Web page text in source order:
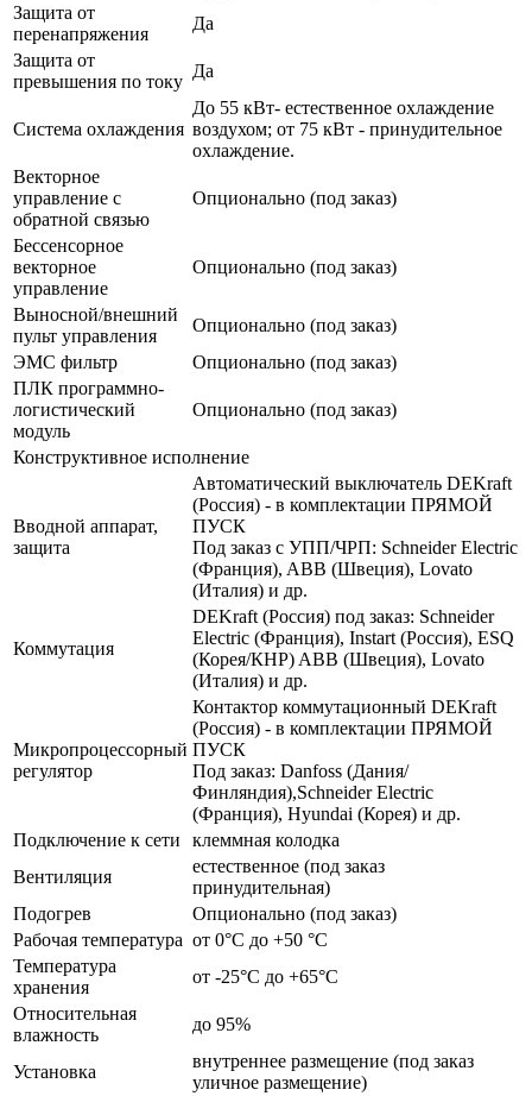
Защита от
перенапряжения
Да
Защита от
превышения по току
Да
Система охлаждения
До 55 кВт- естественное охлаждение
воздухом; от 75 кВт - принудительное
охлаждение.
Векторное
управление с
обратной связью
Опционально (под заказ)
Бессенсорное
векторное
управление
Опционально (под заказ)
Выносной/внешний
пульт управления
Опционально (под заказ)
ЭМС фильтр
Опционально (под заказ)
ПЛК программно-
логистический
модуль
Опционально (под заказ)
Конструктивное исполнение
Вводной аппарат,
защита
Автоматический выключатель DEKraft
(Россия) - в комплектации ПРЯМОЙ
ПУСК
Под заказ с УПП/ЧРП: Schneider Electric
(Франция), ABB (Швеция), Lovato
(Италия) и др.
Коммутация
DEKraft (Россия) под заказ: Schneider
Electric (Франция), Instart (Россия), ESQ
(Корея/КНР) ABB (Швеция), Lovato
(Италия) и др.
Микропроцессорный
регулятор
Контактор коммутационный DEKraft
(Россия) - в комплектации ПРЯМОЙ
ПУСК
Под заказ: Danfoss (Дания/
Финляндия),Schneider Electric
(Франция), Hyundai (Корея) и др.
Подключение к сети
клеммная колодка
Вентиляция
естественное (под заказ
принудительная)
Подогрев
Опционально (под заказ)
Рабочая температура от 0°C до +50 °C
Температура
хранения
от -25°C до +65°C
Относительная
влажность
до 95%
Установка
внутреннее размещение (под заказ
уличное размещение)